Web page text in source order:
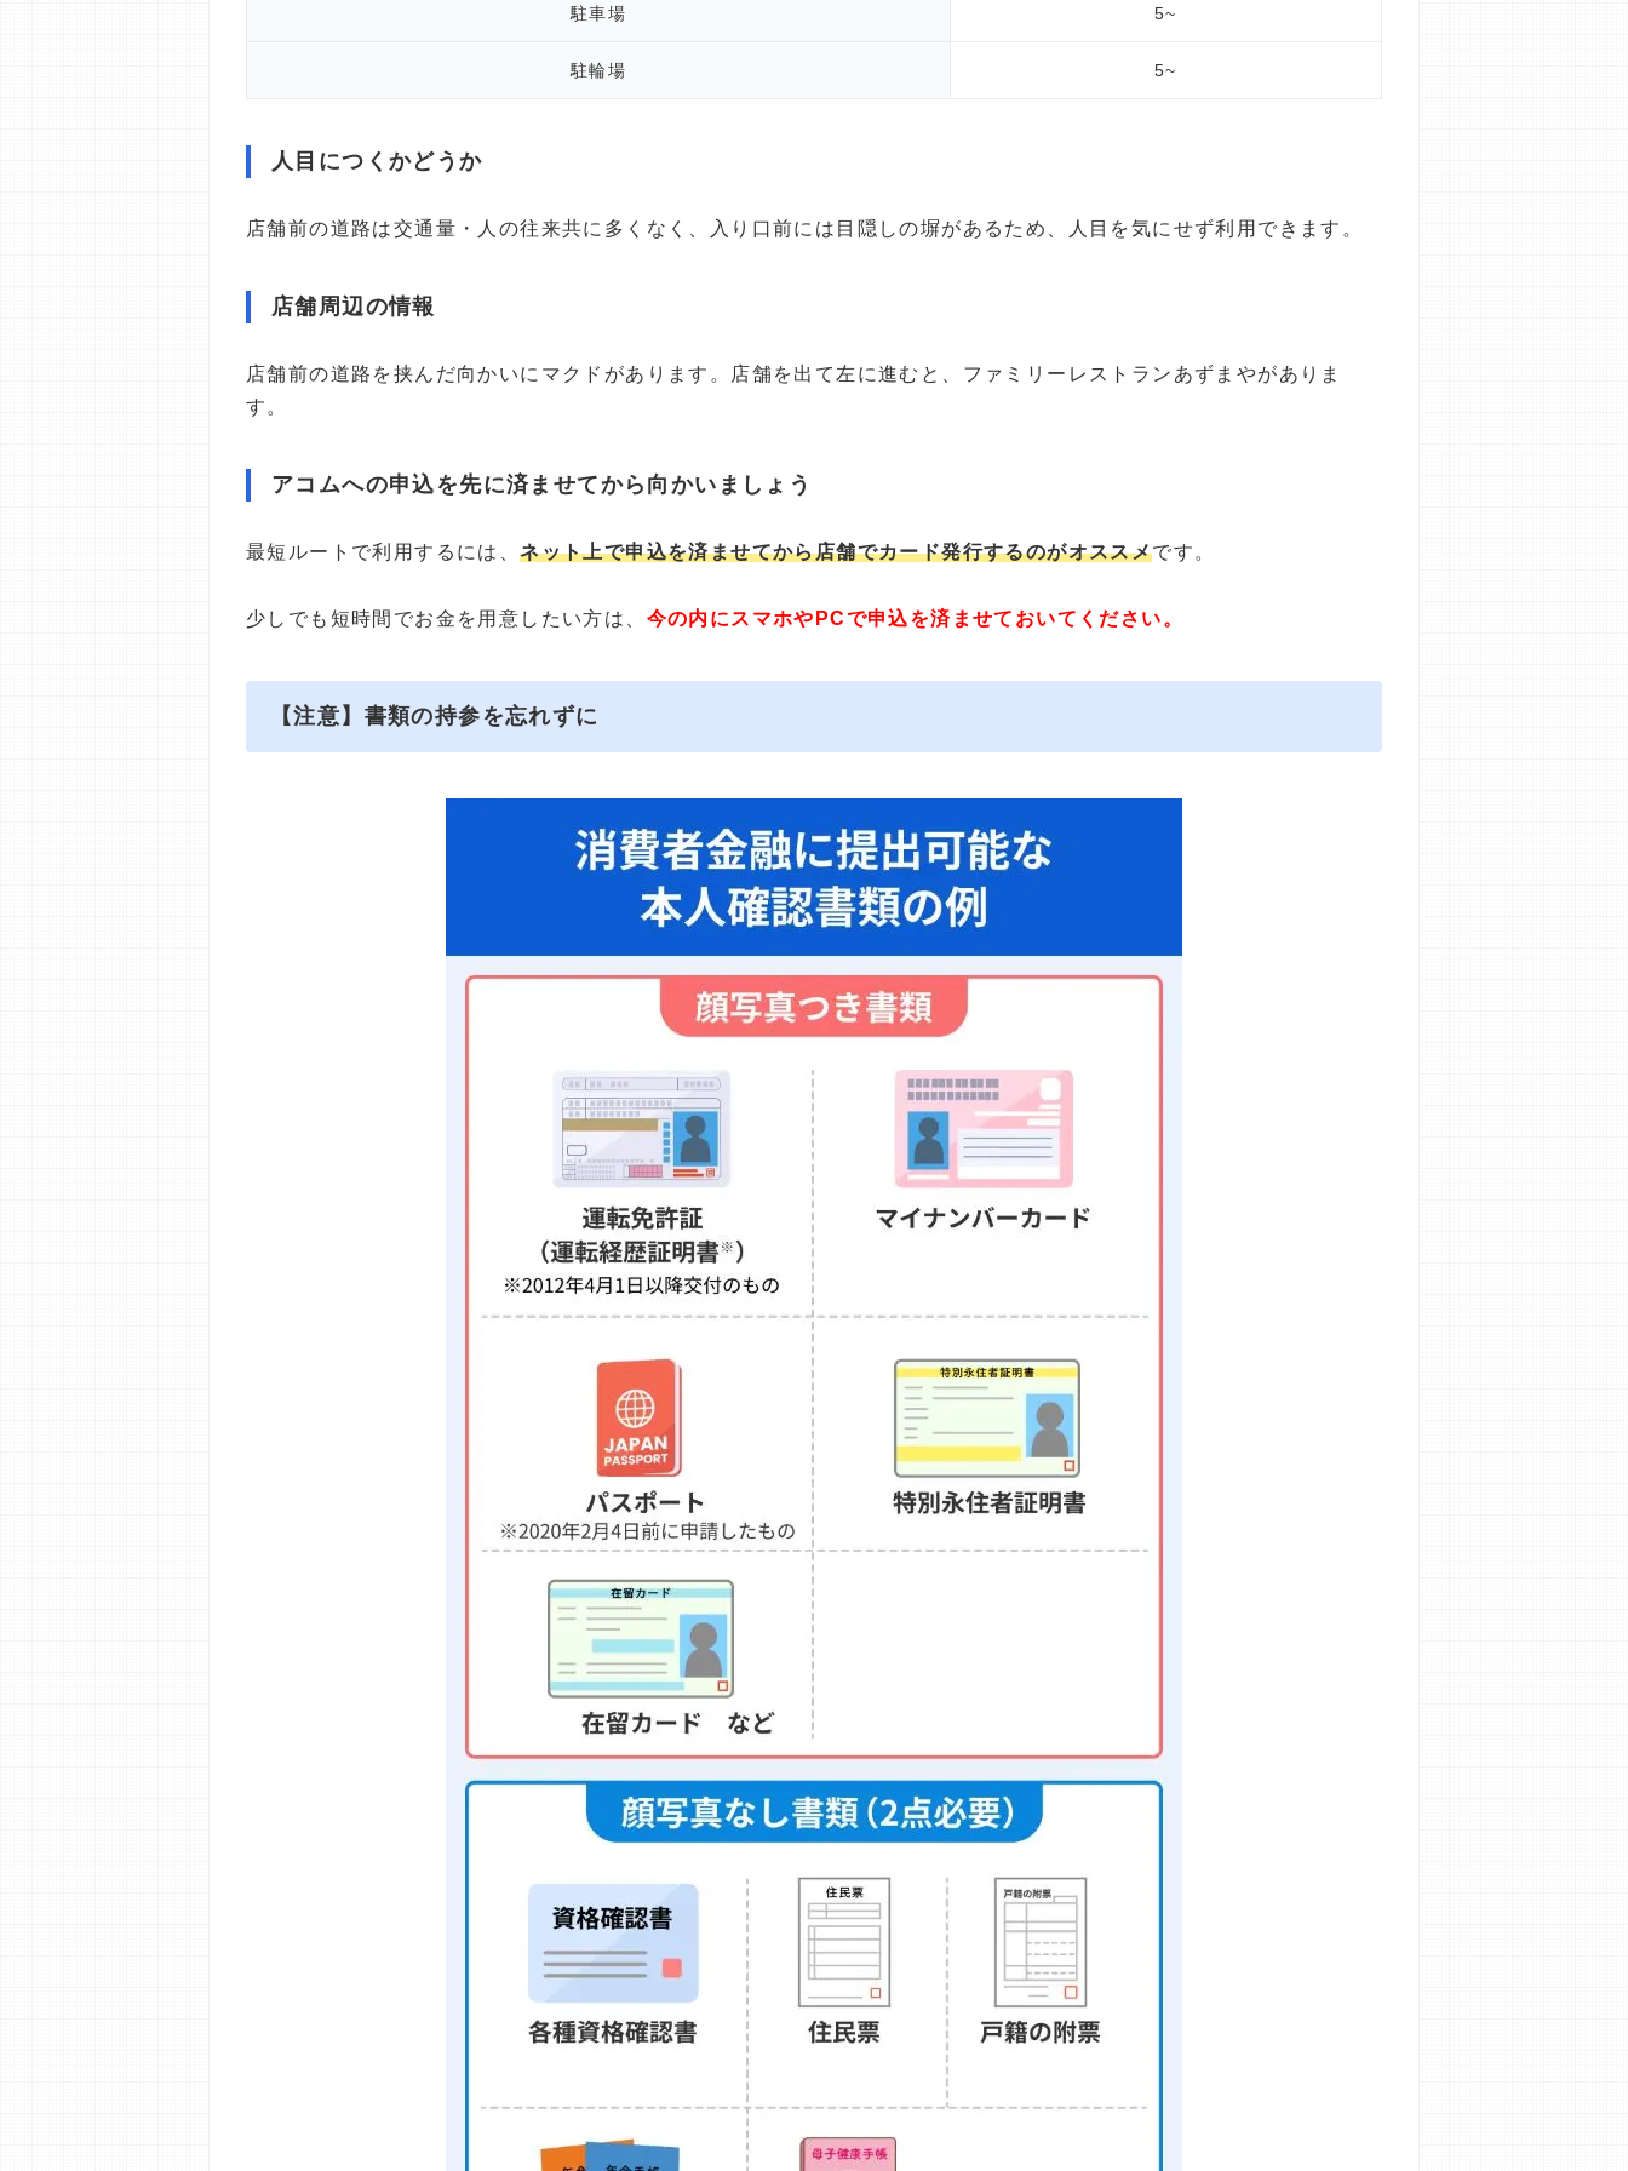
駐車場 5~
駐輪場 5~
人目につくかどうか
店舗前の道路は交通量・人の往来共に多くなく、入り口前には目隠しの塀があるため、人目を気にせず利用できます。
店舗周辺の情報
店舗前の道路を挟んだ向かいにマクドがあります。店舗を出て左に進むと、ファミリーレストランあずまやがありま
す。
アコムへの申込を先に済ませてから向かいましょう
最短ルートで利用するには、ネット上で申込を済ませてから店舗でカード発行するのがオススメです。
少しでも短時間でお金を用意したい方は、 今の内にスマホやPCで申込を済ませておいてください。
【注意】書類の持参を忘れずに